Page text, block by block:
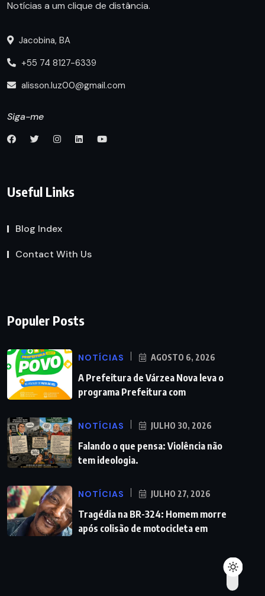
Notícias a um clique de distância.
Jacobina, BA
+55 74 8127-6339
alisson.luz00@gmail.com
Siga-me
Useful Links
Blog Index
Contact With Us
Populer Posts
NOTÍCIAS AGOSTO 6, 2026
A Prefeitura de Várzea Nova leva o
programa Prefeitura com
NOTÍCIAS JULHO 30, 2026
Falando o que pensa: Violência não
tem ideologia.
NOTÍCIAS JULHO 27, 2026
Tragédia na BR-324: Homem morre
após colisão de motocicleta em